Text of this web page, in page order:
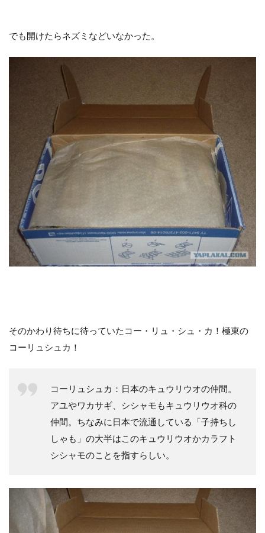
でも開けたらネズミなどいなかった。
そのかわり待ちに待っていたコー・リュ・シュ・カ！極東の
コーリュシュカ！
コーリュシュカ：日本のキュウリウオの仲間。
アユやワカサギ、シシャモもキュウリウオ科の
仲間。ちなみに日本で流通している「子持ちし
しゃも」の大半はこのキュウリウオかカラフト
シシャモのことを指すらしい。